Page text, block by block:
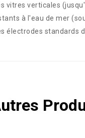
vitres verticales
à l'eau de mer
électrodes standards